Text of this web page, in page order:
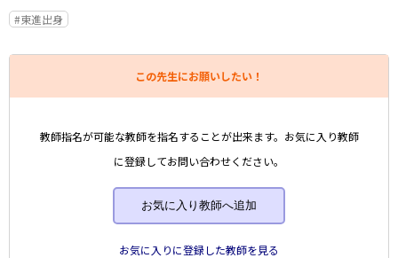
#東進出身
この先生にお願いしたい！
教師指名が可能な教師を指名することが出来ます。お気に入り教師
に登録してお問い合わせください。
お気に入り教師へ追加
お気に入りに登録した教師を見る